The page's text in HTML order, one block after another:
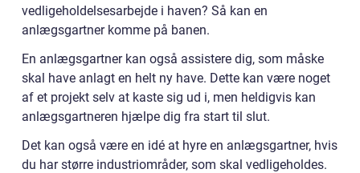
vedligeholdelsesarbejde i haven? Så kan en
anlægsgartner komme på banen.
En anlægsgartner kan også assistere dig, som måske
skal have anlagt en helt ny have. Dette kan være noget
af et projekt selv at kaste sig ud i, men heldigvis kan
anlægsgartneren hjælpe dig fra start til slut.
Det kan også være en idé at hyre en anlægsgartner, hvis
du har større industriområder, som skal vedligeholdes.